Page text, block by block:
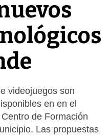
videojuegos son
en en el
de Formación
Las propuestas